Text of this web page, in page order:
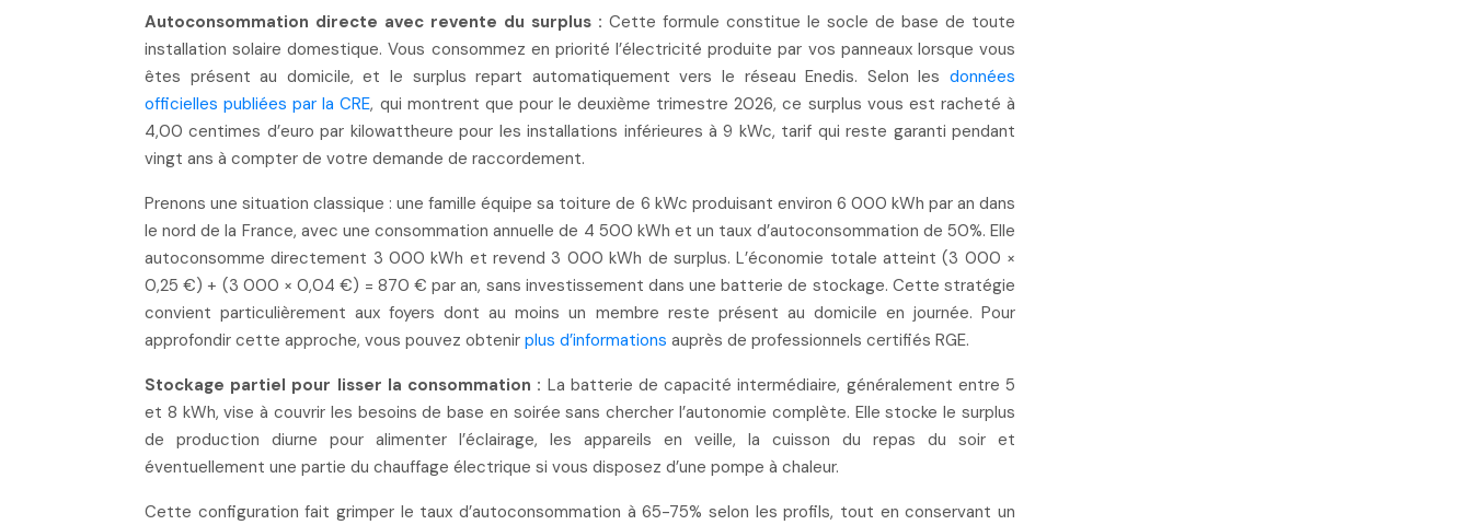
Autoconsommation directe avec revente du surplus : Cette formule constitue le socle de base de toute
installation solaire domestique. Vous consommez en priorité l’électricité produite par vos panneaux lorsque vous
êtes présent au domicile, et le surplus repart automatiquement vers le réseauEnedis. Selon lesdonnées
officielles publiées par laCRE, qui montrent que pour le deuxième trimestre 2026, ce surplus vous est racheté à
4,00 centimes d’euro par kilowattheure pour les installations inférieures à 9 kWc, tarif qui reste garanti pendant
vingt ans à compter de votre demande de raccordement.
Prenons une situation classique : une famille équipe sa toiture de 6 kWc produisant environ 6 000 kWh par an dans
le nord de la France, avec une consommation annuelle de 4 500 kWh et un taux d’autoconsommation de 50%. Elle
autoconsomme directement 3 000 kWh et revend 3 000 kWh de surplus. L’économie totale atteint (3 000 ×
0,25 €) + (3 000 ×0,04 €) = 870 € par an, sans investissement dans une batterie de stockage. Cette stratégie
convient particulièrement aux foyers dont au moins un membre reste présent au domicile en journée. Pour
approfondir cette approche, vous pouvez obtenir plus d’informations auprès de professionnels certifiés RGE.
Stockage partiel pour lisser la consommation : La batterie de capacité intermédiaire, généralement entre 5
et 8 kWh, vise à couvrir les besoins de base en soirée sans chercher l’autonomie complète. Elle stocke le surplus
de production diurne pour alimenter l’éclairage, les appareils en veille, la cuisson du repas du soir et
éventuellement une partie du chauffage électrique si vous disposez d’une pompe à chaleur.
Cette configuration fait grimper le taux d’autoconsommation à 65-75% selon les profils, tout en conservant un